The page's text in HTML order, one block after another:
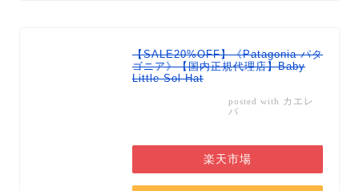
【SALE20%OFF】《Patagonia パタ
ゴニア》【国内正規代理店】Baby
Little Sol Hat
posted with カエレ
バ
楽天市場